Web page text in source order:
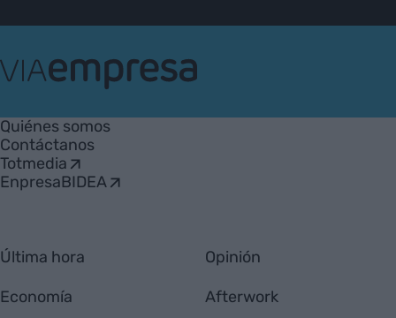
Empresa
Quiénes somos
Contáctanos
Totmedia
EnpresaBIDEA
Última hora
Economía
Opinión
Afterwork